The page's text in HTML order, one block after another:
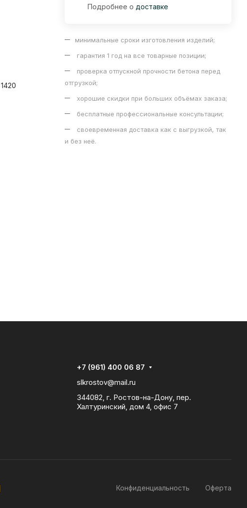
1420
Подробнее о доставке
минимальные сроки изготовления изделий;
гарантия 1 год на все товарные позиции;
проверка отпускной прочности бетона перед
отгрузкой;
хорошие скидки при больших объёмах заказа;
бесплатные профессиональные консультации;
своевременная доставка как с выгрузкой, так
и без неё.
+7 (961) 400 06 87
slkrostov@mail.ru
344082, г. Ростов-на-Дону, пер.
Халтуринский, дом 4, офис 7
Конфиденциальность Оферта